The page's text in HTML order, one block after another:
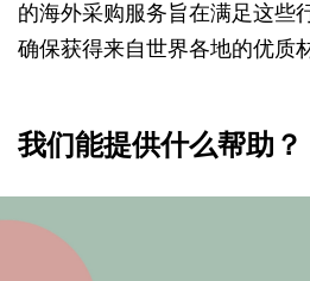
的海外采购服务旨在满足这些
确保获得来自世界各地的优质
我们能提供什么帮助？